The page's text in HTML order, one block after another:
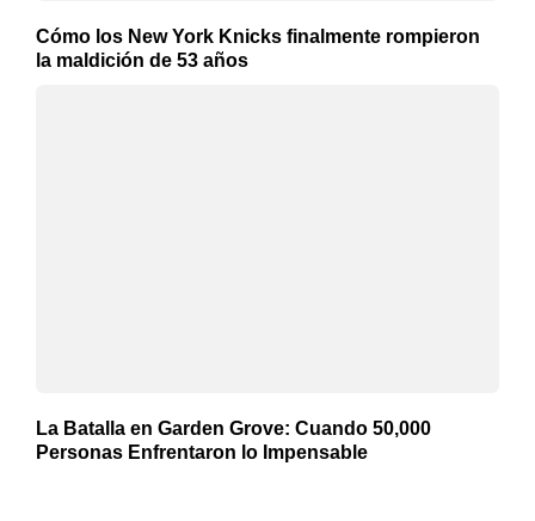
Cómo los New York Knicks finalmente rompieron
la maldición de 53 años
La Batalla en Garden Grove: Cuando 50,000
Personas Enfrentaron lo Impensable